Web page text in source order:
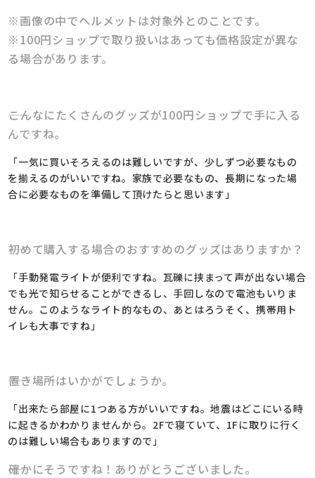
※画像の中でヘルメットは対象外とのことです。
※100円ショップで取り扱いはあっても価格設定が異な
る場合があります。
――こんなにたくさんのグッズが100円ショップで手に入る
んですね。
「一気に買いそろえるのは難しいですが、少しずつ必要なもの
を揃えるのがいいですね。家族で必要なもの、長期になった場
合に必要なものを準備して頂けたらと思います」
――初めて購入する場合のおすすめのグッズはありますか？
「手動発電ライトが便利ですね。瓦礫に挟まって声が出ない場合
でも光で知らせることができるし、手回しなので電池もいりま
せん。このようなライト的なもの、あとはろうそく、携帯用ト
イレも大事ですね」
――置き場所はいかがでしょうか。
「出来たら部屋に1つある方がいいですね。地震はどこにいる時
に起きるかわかりませんから。2Fで寝ていて、1Fに取りに行く
のは難しい場合もありますので」
――確かにそうですね！ありがとうございました。